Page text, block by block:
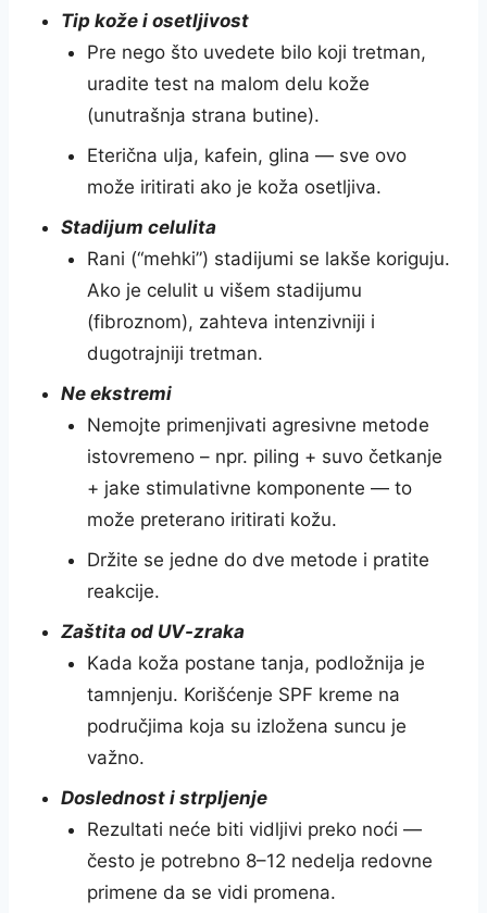
Tip kože i osetljivost
Pre nego što uvedete bilo koji tretman,
uradite test na malom delu kože
(unutrašnja strana butine).
Eterična ulja, kafein, glina — sve ovo
može iritirati ako je koža osetljiva.
Stadijum celulita
Rani (“mehki”) stadijumi se lakše koriguju.
Ako je celulit u višem stadijumu
(fibroznom), zahteva intenzivniji i
dugotrajniji tretman.
Ne ekstremi
Nemojte primenjivati agresivne metode
istovremeno – npr. piling + suvo četkanje
+ jake stimulativne komponente — to
može preterano iritirati kožu.
Držite se jedne do dve metode i pratite
reakcije.
Zaštita od UV-zraka
Kada koža postane tanja, podložnija je
tamnjenju. Korišćenje SPF kreme na
područjima koja su izložena suncu je
važno.
Doslednost i strpljenje
Rezultati neće biti vidljivi preko noći —
često je potrebno 8–12 nedelja redovne
primene da se vidi promena.